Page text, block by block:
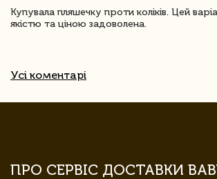
Купувала пляшечку проти коліків. Цей
якістю та ціною задоволена.
Усі коментарі
ПРО СЕРВІС ДОСТАВКИ